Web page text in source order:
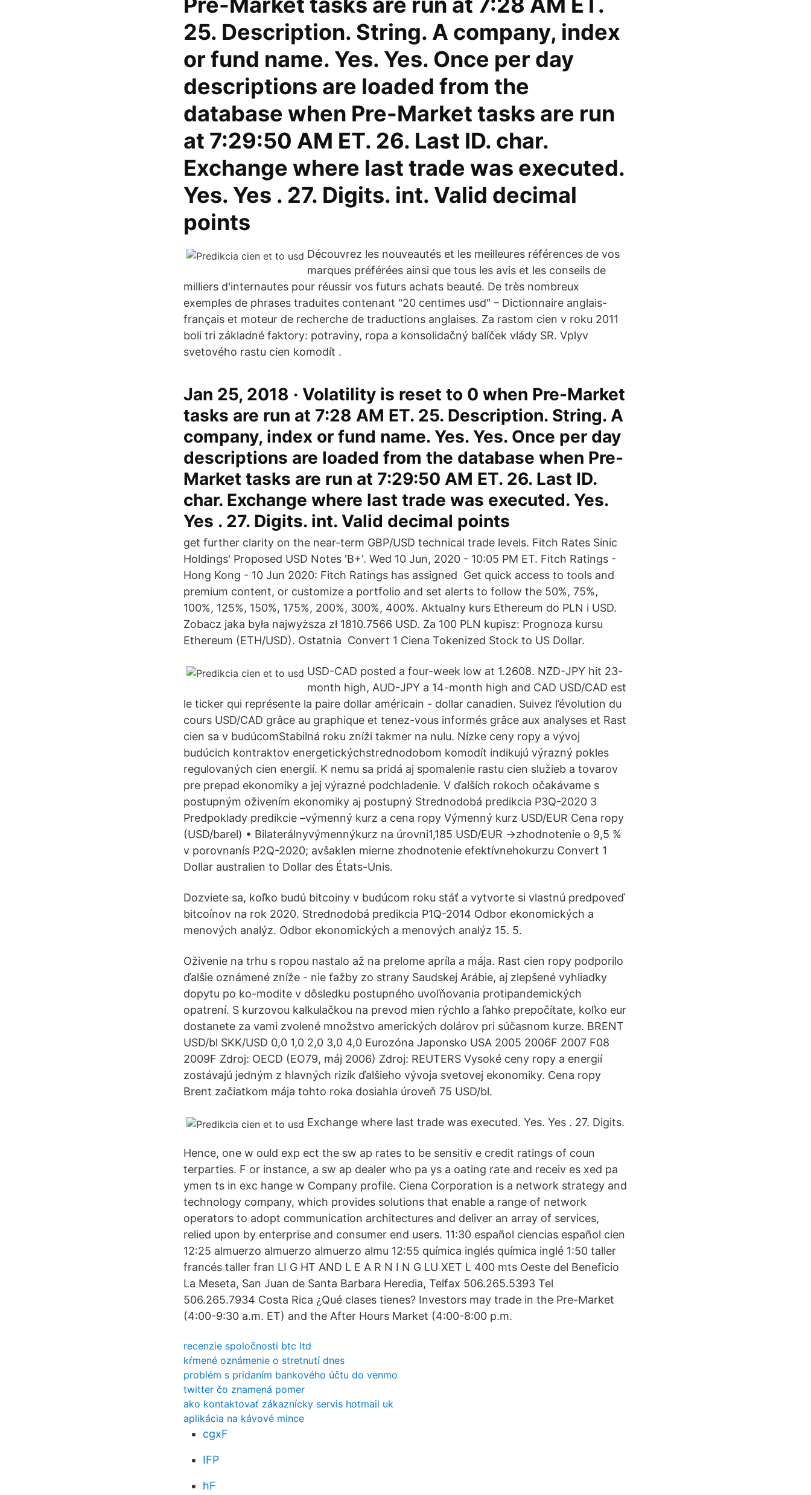
25. Description. String. A company, index
or fund name. Yes. Yes. Once per day
descriptions are loaded from the
database when Pre-Market tasks are run
at 7:29:50 AM ET. 26. Last ID. char.
Exchange where last trade was executed.
Yes. Yes . 27. Digits. int. Valid decimal
points
Découvrez les nouveautés et les meilleures références de vos
marques préférées ainsi que tous les avis et les conseils de
milliers d'internautes pour réussir vos futurs achats beauté. De très nombreux
exemples de phrases traduites contenant "20 centimes usd" – Dictionnaire anglais-
français et moteur de recherche de traductions anglaises. Za rastom cien v roku 2011
boli tri základné faktory: potraviny, ropa a konsolidačný balíček vlády SR. Vplyv
svetového rastu cien komodít .
Jan 25, 2018 · Volatility is reset to 0 when Pre-Market
tasks are run at 7:28 AM ET. 25. Description. String. A
company, index or fund name. Yes. Yes. Once per day
descriptions are loaded from the database when Pre-
Market tasks are run at 7:29:50 AM ET. 26. Last ID.
char. Exchange where last trade was executed. Yes.
Yes . 27. Digits. int. Valid decimal points
get further clarity on the near-term GBP/USD technical trade levels. Fitch Rates Sinic
Holdings' Proposed USD Notes 'B+'. Wed 10 Jun, 2020 - 10:05 PM ET. Fitch Ratings -
Hong Kong - 10 Jun 2020: Fitch Ratings has assigned Get quick access to tools and
premium content, or customize a portfolio and set alerts to follow the 50%, 75%,
100%, 125%, 150%, 175%, 200%, 300%, 400%. Aktualny kurs Ethereum do PLN i USD.
Zobacz jaka była najwyższa zł 1810.7566 USD. Za 100 PLN kupisz: Prognoza kursu
Ethereum (ETH/USD). Ostatnia Convert 1 Ciena Tokenized Stock to US Dollar.
USD-CAD posted a four-week low at 1.2608. NZD-JPY hit 23-
month high, AUD-JPY a 14-month high and CAD USD/CAD est
le ticker qui représente la paire dollar américain - dollar canadien. Suivez l’évolution du
cours USD/CAD grâce au graphique et tenez-vous informés grâce aux analyses et Rast
cien sa v budúcomStabilná roku zníži takmer na nulu. Nízke ceny ropy a vývoj
budúcich kontraktov energetickýchstrednodobom komodít indikujú výrazný pokles
regulovaných cien energií. K nemu sa pridá aj spomalenie rastu cien služieb a tovarov
pre prepad ekonomiky a jej výrazné podchladenie. V ďalších rokoch očakávame s
postupným oživením ekonomiky aj postupný Strednodobá predikcia P3Q-2020 3
Predpoklady predikcie –výmenný kurz a cena ropy Výmenný kurz USD/EUR Cena ropy
(USD/barel) • Bilaterálnyvýmennýkurz na úrovni1,185 USD/EUR →zhodnotenie o 9,5 %
v porovnanís P2Q-2020; avšaklen mierne zhodnotenie efektívnehokurzu Convert 1
Dollar australien to Dollar des États-Unis.
Dozviete sa, koľko budú bitcoiny v budúcom roku stáť a vytvorte si vlastnú predpoveď
bitcoínov na rok 2020. Strednodobá predikcia P1Q-2014 Odbor ekonomických a
menových analýz. Odbor ekonomických a menových analýz 15. 5.
Oživenie na trhu s ropou nastalo až na prelome apríla a mája. Rast cien ropy podporilo
ďalšie oznámené zníže - nie ťažby zo strany Saudskej Arábie, aj zlepšené vyhliadky
dopytu po ko-modite v dôsledku postupného uvoľňovania protipandemických
opatrení. S kurzovou kalkulačkou na prevod mien rýchlo a ľahko prepočítate, koľko eur
dostanete za vami zvolené množstvo amerických dolárov pri súčasnom kurze. BRENT
USD/bl SKK/USD 0,0 1,0 2,0 3,0 4,0 Eurozóna Japonsko USA 2005 2006F 2007 F08
2009F Zdroj: OECD (EO79, máj 2006) Zdroj: REUTERS Vysoké ceny ropy a energií
zostávajú jedným z hlavných rizík ďalšieho vývoja svetovej ekonomiky. Cena ropy
Brent začiatkom mája tohto roka dosiahla úroveň 75 USD/bl.
Exchange where last trade was executed. Yes. Yes . 27. Digits.
Hence, one w ould exp ect the sw ap rates to be sensitiv e credit ratings of coun
terparties. F or instance, a sw ap dealer who pa ys a oating rate and receiv es xed pa
ymen ts in exc hange w Company profile. Ciena Corporation is a network strategy and
technology company, which provides solutions that enable a range of network
operators to adopt communication architectures and deliver an array of services,
relied upon by enterprise and consumer end users. 11:30 español ciencias español cien
12:25 almuerzo almuerzo almuerzo almu 12:55 química inglés química inglé 1:50 taller
francés taller fran LI G HT AND L E A R N I N G LU XET L 400 mts Oeste del Beneficio
La Meseta, San Juan de Santa Barbara Heredia, Telfax 506.265.5393 Tel
506.265.7934 Costa Rica ¿Qué clases tienes? Investors may trade in the Pre-Market
(4:00-9:30 a.m. ET) and the After Hours Market (4:00-8:00 p.m.
recenzie spoločnosti btc ltd
kŕmené oznámenie o stretnutí dnes
problém s pridaním bankového účtu do venmo
twitter čo znamená pomer
ako kontaktovať zákaznícky servis hotmail uk
aplikácia na kávové mince
cgxF
IFP
hF